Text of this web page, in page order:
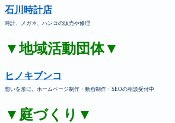
石川時計店
時計、メガネ、ハンコの販売や修理
▼地域活動団体▼
ヒノキブンコ
想いを形に。ホームページ制作・動画制作・SEOの相談受付中
▼庭づくり▼